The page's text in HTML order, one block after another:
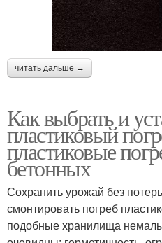
читать дальше →
Как выбрать и
пластиковый
пластиковые
бетонных
Сохранить урожай без
смонтировать погреб
подобные хранилища